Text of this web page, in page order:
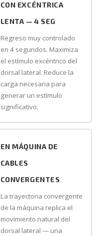
CON EXCÉNTRICA
LENTA — 4 SEG
Regreso muy controlado
en 4 segundos. Maximiza
el estímulo excéntrico del
dorsal lateral. Reduce la
carga necesaria para
generar un estímulo
significativo.
EN MÁQUINA DE
CABLES
CONVERGENTES
La trayectoria convergente
de la máquina replica el
movimiento natural del
dorsal lateral — una